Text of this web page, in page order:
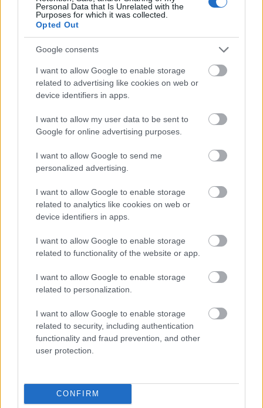
Personal Data that Is Unrelated with the
Purposes for which it was collected.
Opted Out
Google consents
I want to allow Google to enable storage
related to advertising like cookies on web or
device identifiers in apps.
I want to allow my user data to be sent to
Google for online advertising purposes.
I want to allow Google to send me
personalized advertising.
I want to allow Google to enable storage
related to analytics like cookies on web or
device identifiers in apps.
I want to allow Google to enable storage
related to functionality of the website or app.
I want to allow Google to enable storage
related to personalization.
I want to allow Google to enable storage
related to security, including authentication
functionality and fraud prevention, and other
user protection.
CONFIRM
üvölt le a púposnak. – Hol van az új gyerek?
– Kiment WC-re, és nem jött vissza. Lehet, hogy
– Nem baj, akkor… Meg akarja ölni a titkárnőmet? –
kérdezi a gondolattól felcsillanó szemekkel. – Pirike!
igen agyonhasznált nő, akin több volt a plasztika, mint a
– Igen, főnökúr!
– Üljön az asztalra, Pirike! – Ernőhöz fordul. – Meg
akarja erőszakolni előtte?
– Esetleg utána!
– Engem? – kérdezi Pirike.
– Ne akadékoskodjon, tudja, hogy nem szeretem a
folyton elégedetlen alkalmazottakat!
– Rendben főnökúr!
Mikor Ernő rendre végzett minden tennivalóval,
bambán elkezdett maga elé bámulni.
– Kicsit bánt a dolog!